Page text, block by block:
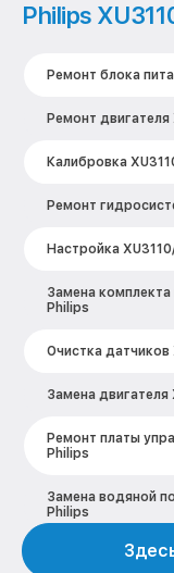
Philips
Ремонт блока
Ремонт двигателя
Калибровка
Ремонт
Настройка
Замена
Philips
Очистка датчиков
Замена двигателя
Ремонт платы
Philips
Замена водяной
Philips
Замена